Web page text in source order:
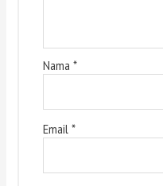
Nama *
Email *